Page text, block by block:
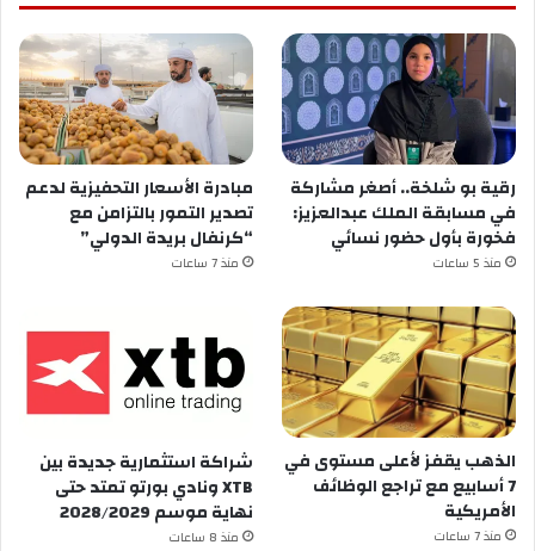
رقية بو شلخة.. أصغر مشاركة
في مسابقة الملك عبدالعزيز:
فخورة بأول حضور نسائي
منذ 5 ساعات
مبادرة الأسعار التحفيزية لدعم
تصدير التمور بالتزامن مع
“كرنفال بريدة الدولي”
منذ 7 ساعات
الذهب يقفز لأعلى مستوى في
7 أسابيع مع تراجع الوظائف
الأمريكية
منذ 7 ساعات
شراكة استثمارية جديدة بين
XTB ونادي بورتو تمتد حتى
نهاية موسم 2028/2029
منذ 8 ساعات